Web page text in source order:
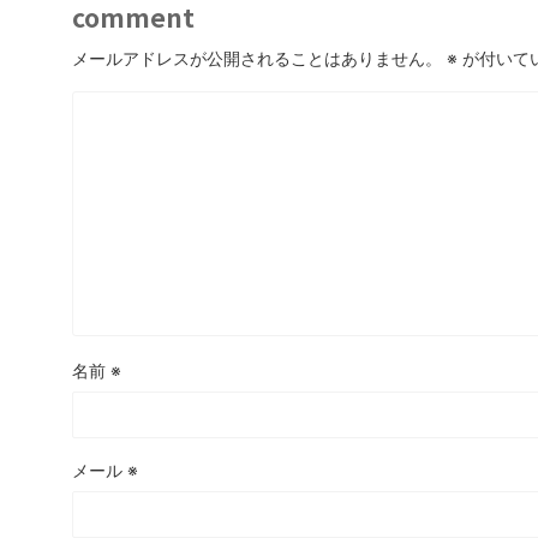
comment
メールアドレスが公開されることはありません。 ※ が付いて
名前 ※
メール ※